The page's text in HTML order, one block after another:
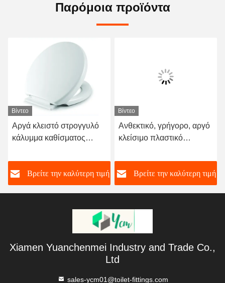
Παρόμοια προϊόντα
Βίντεο
Αργά κλειστό στρογγυλό
κάλυμμα καθίσματος
απελευθέρωση και
χάντζες από ανοξείδωτο
χάλυβα
Βρείτε την καλύτερη τιμή
Βίντεο
Ανθεκτικό, γρήγορο, αργό
κλείσιμο πλαστικό
μοντέρνο σχεδιασμό
Βρείτε την καλύτερη τιμή
Xiamen Yuanchenmei Industry and Trade Co.,
Ltd
sales-ycm01@toilet-fittings.com